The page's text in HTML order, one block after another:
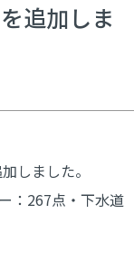
追加しま
しました。
：267点・下水道